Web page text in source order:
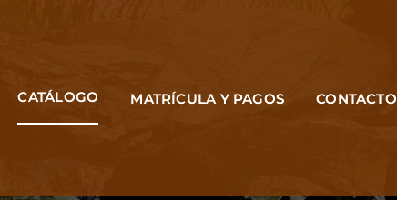
CATÁLOGO MATRÍCULA Y PAGOS CONTACTO